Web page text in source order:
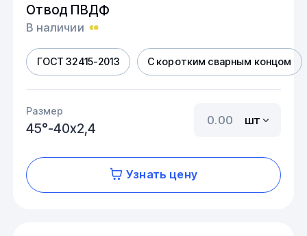
Отвод ПВДФ
В наличии
ГОСТ 32415-2013 С коротким сварным концом
Размер
45°-40х2,4
шт
Узнать цену